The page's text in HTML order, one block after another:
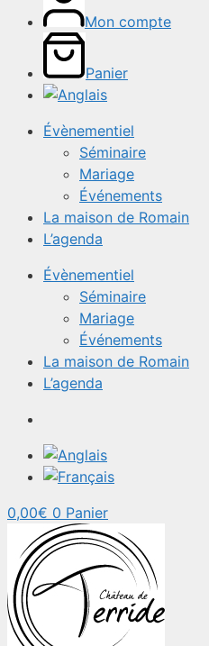
Mon compte
Panier
Évènementiel
Séminaire
Mariage
Événements
La maison de Romain
L’agenda
Évènementiel
Séminaire
Mariage
Événements
La maison de Romain
L’agenda
0,00€ 0 Panier